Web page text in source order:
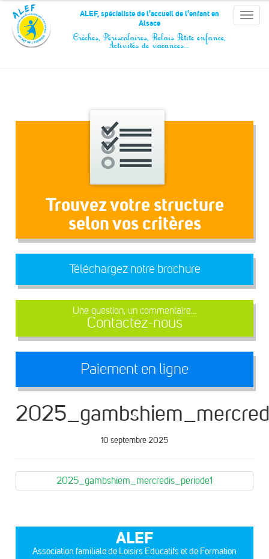
Panneau de gestion des cookies
Toggle
ALEF, spécialiste de l'accueil de l'enfant en
Alsace
Crèches, Périscolaires, Relais Petite enfance,
Activités de vacances…
Trouvez votre structure
selon vos critères
Téléchargez notre brochure
Une question, un commentaire...
Contactez-nous
Paiement en ligne
10 septembre 2025
2025_gambshiem_mercredis_periode1
ALEF
Association familiale de Loisirs Educatifs et de Formation